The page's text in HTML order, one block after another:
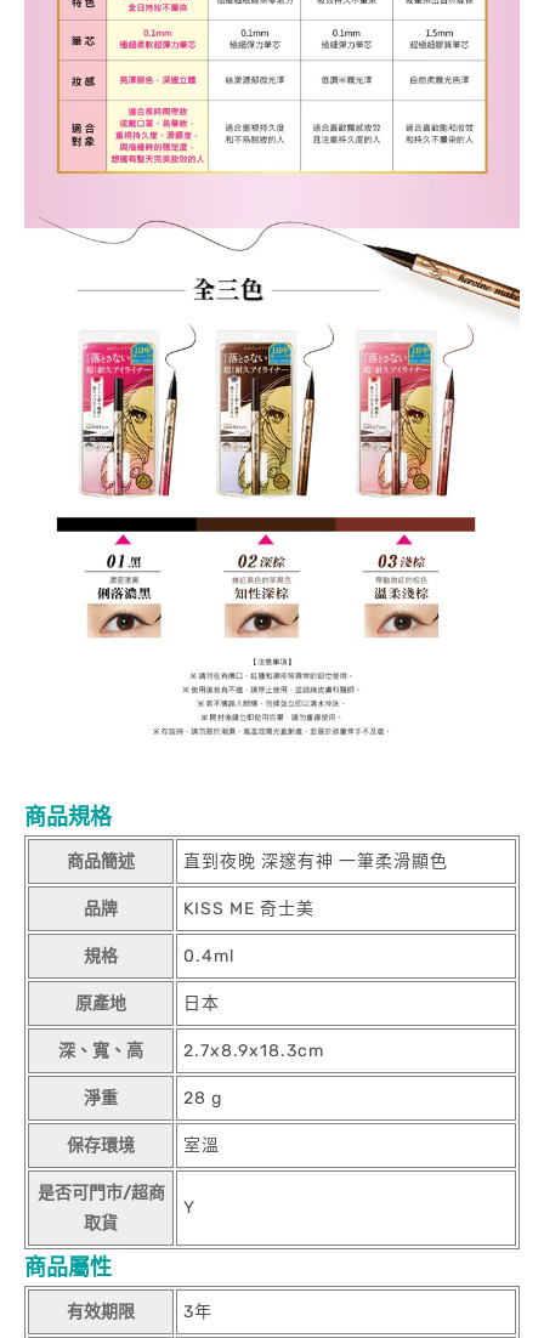
商品規格
商品簡述 直到夜晚 深邃有神 一筆柔滑顯色
品牌 KISS ME 奇士美
規格 0.4ml
原產地 日本
深、寬、高 2.7x8.9x18.3cm
淨重 28 g
保存環境 室溫
是否可門市/超商
取貨
Y
商品屬性
有效期限 3年